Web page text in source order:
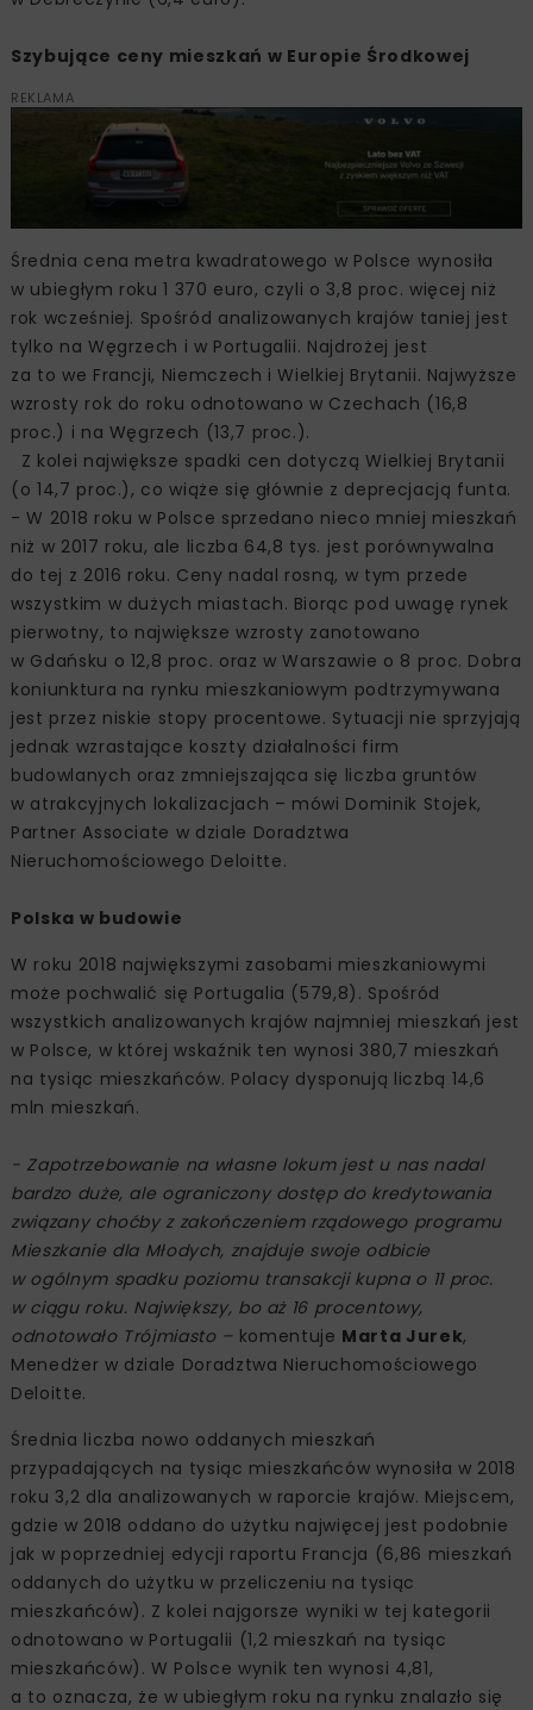
Szybujące ceny mieszkań w Europie Środkowej
REKLAMA
Średnia cena metra kwadratowego w Polsce wynosiła
w ubiegłym roku 1 370 euro, czyli o 3,8 proc. więcej niż
rok wcześniej. Spośród analizowanych krajów taniej jest
tylko na Węgrzech i w Portugalii. Najdrożej jest
za to we Francji, Niemczech i Wielkiej Brytanii. Najwyższe
wzrosty rok do roku odnotowano w Czechach (16,8
proc.) i na Węgrzech (13,7 proc.).
Z kolei największe spadki cen dotyczą Wielkiej Brytanii
(o 14,7 proc.), co wiąże się głównie z deprecjacją funta.
- W 2018 roku w Polsce sprzedano nieco mniej mieszkań
niż w 2017 roku, ale liczba 64,8 tys. jest porównywalna
do tej z 2016 roku. Ceny nadal rosną, w tym przede
wszystkim w dużych miastach. Biorąc pod uwagę rynek
pierwotny, to największe wzrosty zanotowano
w Gdańsku o 12,8 proc. oraz w Warszawie o 8 proc. Dobra
koniunktura na rynku mieszkaniowym podtrzymywana
jest przez niskie stopy procentowe. Sytuacji nie sprzyjają
jednak wzrastające koszty działalności firm
budowlanych oraz zmniejszająca się liczba gruntów
w atrakcyjnych lokalizacjach – mówi Dominik Stojek,
Partner Associate w dziale Doradztwa
Nieruchomościowego Deloitte.
Polska w budowie
W roku 2018 największymi zasobami mieszkaniowymi
może pochwalić się Portugalia (579,8). Spośród
wszystkich analizowanych krajów najmniej mieszkań jest
w Polsce, w której wskaźnik ten wynosi 380,7 mieszkań
na tysiąc mieszkańców. Polacy dysponują liczbą 14,6
mln mieszkań.
- Zapotrzebowanie na własne lokum jest u nas nadal
bardzo duże, ale ograniczony dostęp do kredytowania
związany choćby z zakończeniem rządowego programu
Mieszkanie dla Młodych, znajduje swoje odbicie
w ogólnym spadku poziomu transakcji kupna o 11 proc.
w ciągu roku. Największy, bo aż 16 procentowy,
odnotowało Trójmiasto –komentuje Marta Jurek,
Menedżer w dziale Doradztwa Nieruchomościowego
Deloitte.
Średnia liczba nowo oddanych mieszkań
przypadających na tysiąc mieszkańców wynosiła w 2018
roku 3,2 dla analizowanych w raporcie krajów. Miejscem,
gdzie w 2018 oddano do użytku najwięcej jest podobnie
jak w poprzedniej edycji raportu Francja (6,86 mieszkań
oddanych do użytku w przeliczeniu na tysiąc
mieszkańców). Z kolei najgorsze wyniki w tej kategorii
odnotowano w Portugalii (1,2 mieszkań na tysiąc
mieszkańców). W Polsce wynik ten wynosi 4,81,
a to oznacza, że w ubiegłym roku na rynku znalazło się